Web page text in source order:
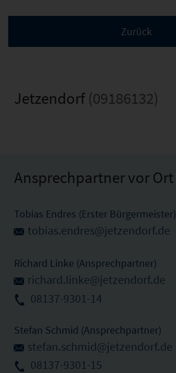
Jetzendorf (09186132)
Ansprechpartner vor Ort
Tobias Endres (Erster Bürgermeister)
tobias.endres@jetzendorf.de
Richard Linke (Ansprechpartner)
richard.linke@jetzendorf.de
08137-9301-14
Stefan Schmid (Ansprechpartner)
stefan.schmid@jetzendorf.de
08137-9301-15